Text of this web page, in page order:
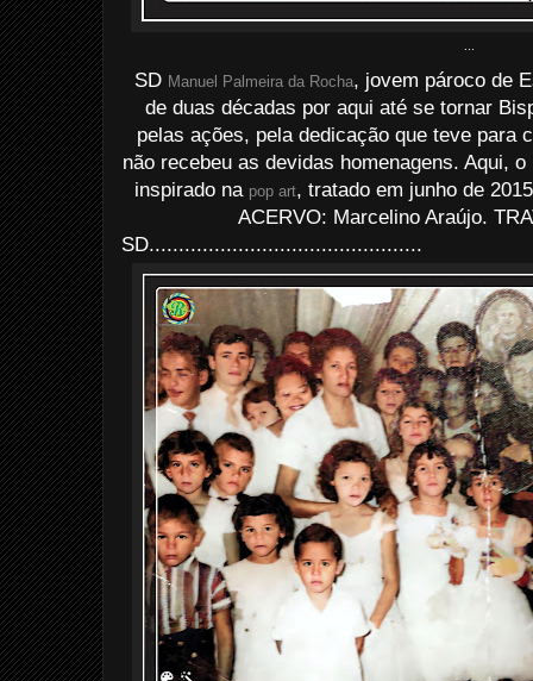
SD Manuel Palmeira da Rocha, jovem pároco de
de duas décadas por aqui até se tornar
pelas ações, pela dedicação que teve para
não recebeu as devidas homenagens. Aqui,
inspirado na pop art, tratado em junho de
ACERVO: Marcelino Araújo.
SD..............................................